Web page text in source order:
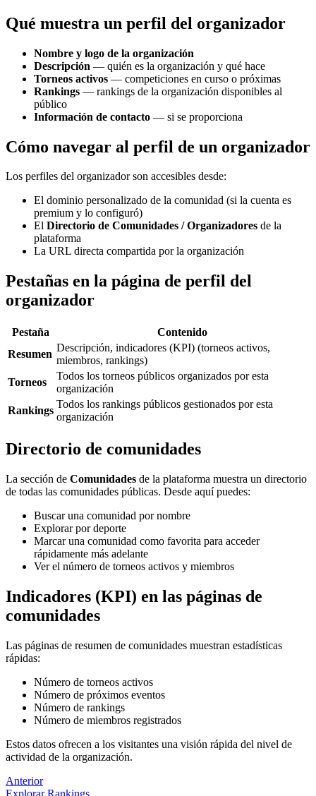
Qué muestra un perfil del organizador
Nombre y logo de la organización
Descripción — quién es la organización y qué hace
Torneos activos — competiciones en curso o próximas
Rankings — rankings de la organización disponibles al
público
Información de contacto — si se proporciona
Cómo navegar al perfil de un organizador
Los perfiles del organizador son accesibles desde:
El dominio personalizado de la comunidad (si la cuenta es
premium y lo configuró)
El Directorio de Comunidades / Organizadores de la
plataforma
La URL directa compartida por la organización
Pestañas en la página de perfil del
organizador
Pestaña
Contenido
Resumen
Descripción, indicadores (KPI) (torneos activos,
miembros, rankings)
Torneos
Todos los torneos públicos organizados por esta
organización
Rankings
Todos los rankings públicos gestionados por esta
organización
Directorio de comunidades
La sección de Comunidades de la plataforma muestra un directorio
de todas las comunidades públicas. Desde aquí puedes:
Buscar una comunidad por nombre
Explorar por deporte
Marcar una comunidad como favorita para acceder
rápidamente más adelante
Ver el número de torneos activos y miembros
Indicadores (KPI) en las páginas de
comunidades
Las páginas de resumen de comunidades muestran estadísticas
rápidas:
Número de torneos activos
Número de próximos eventos
Número de rankings
Número de miembros registrados
Estos datos ofrecen a los visitantes una visión rápida del nivel de
actividad de la organización.
Anterior
Explorar Rankings